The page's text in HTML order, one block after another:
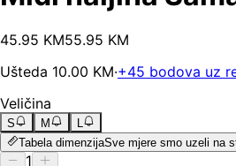
45.95 KM55.95 KM
Ušteda 10.00 KM·+45 bodova uz
Veličina
S M
L
Tabela dimenzijaSve mjere smo uzeli na
1